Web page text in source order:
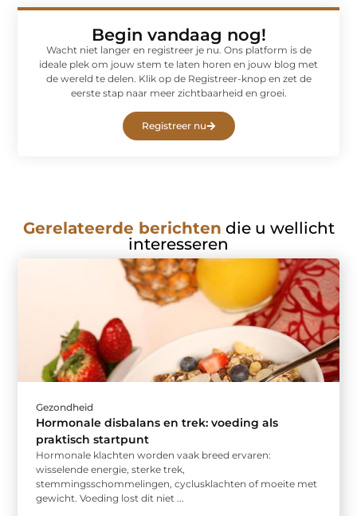
Begin vandaag nog!
Wacht niet langer en registreer je nu. Ons platform is de
ideale plek om jouw stem te laten horen en jouw blog met
de wereld te delen. Klik op de Registreer-knop en zet de
eerste stap naar meer zichtbaarheid en groei.
Registreer nu
Gerelateerde berichten die u wellicht
interesseren
Gezondheid
Hormonale disbalans en trek: voeding als
praktisch startpunt
Hormonale klachten worden vaak breed ervaren:
wisselende energie, sterke trek,
stemmingsschommelingen, cyclusklachten of moeite met
gewicht. Voeding lost dit niet ...